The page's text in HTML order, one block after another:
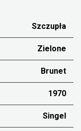
Szczupła
Zielone
Brunet
1970
Singel